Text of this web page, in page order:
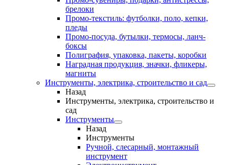
брелоки
Промо-текстиль: футболки, поло, кепки,
пледы
Промо-посуда, бутылки, термосы, ланч-
боксы
Полиграфия, упаковка, пакеты, коробки
Наградная продукция, значки, фликеры,
магниты
Инструменты, электрика, строительство и сад
Назад
Инструменты, электрика, строительство и
сад
Инструменты
Назад
Инструменты
Ручной, слесарный, монтажный
инструмент